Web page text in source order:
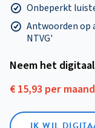
Onbeperkt
Antwoorden op
NTVG'
Neem het
€ 15,93 per